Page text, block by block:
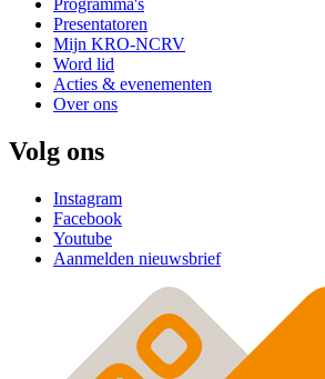
Presentatoren
Mijn KRO-NCRV
Word lid
Acties & evenementen
Over ons
Volg ons
Instagram
Facebook
Youtube
Aanmelden nieuwsbrief